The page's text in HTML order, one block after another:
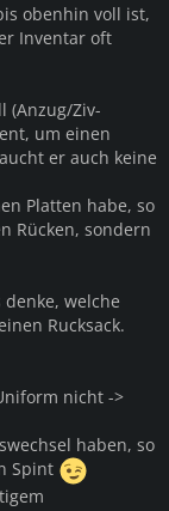
obenhin voll ist,
Inventar oft
(Anzug/Ziv-
um einen
er auch keine
Platten habe, so
Rücken, sondern
welche
Rucksack.
nicht ->
haben, so
Spint